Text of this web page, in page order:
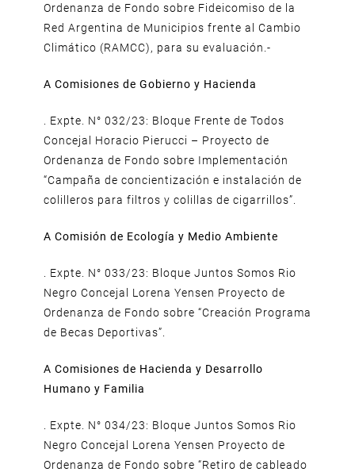
Ordenanza de Fondo sobre Fideicomiso de la
Red Argentina de Municipios frente al Cambio
Climático (RAMCC), para su evaluación.-
A Comisiones de Gobierno y Hacienda
. Expte. N° 032/23: Bloque Frente de Todos
Concejal Horacio Pierucci – Proyecto de
Ordenanza de Fondo sobre Implementación
“Campaña de concientización e instalación de
colilleros para filtros y colillas de cigarrillos”.
A Comisión de Ecología y Medio Ambiente
. Expte. N° 033/23: Bloque Juntos Somos Rio
Negro Concejal Lorena Yensen Proyecto de
Ordenanza de Fondo sobre “Creación Programa
de Becas Deportivas”.
A Comisiones de Hacienda y Desarrollo
Humano y Familia
. Expte. N° 034/23: Bloque Juntos Somos Rio
Negro Concejal Lorena Yensen Proyecto de
Ordenanza de Fondo sobre “Retiro de cableado